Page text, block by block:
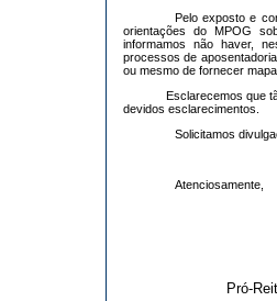
Pelo exposto e
orientações do MPOG
informamos não haver,
processos de
ou mesmo de fornecer
Esclarecemos que
devidos esclarecimentos.
Solicitamos
Atenciosamente,
Pró-